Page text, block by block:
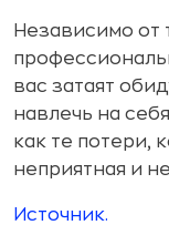
Независимо от
вас затаят
навлечь на
как те потери,
неприятная и
Источник.